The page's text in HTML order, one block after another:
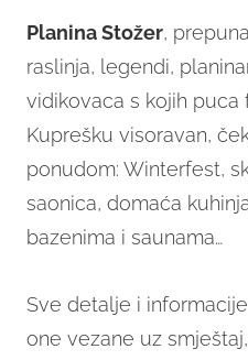
Planina Stožer,
raslinja, legendi,
vidikovaca s kojih puca
Kuprešku visoravan,
ponudom: Winterfest,
saonica, domaća
bazenima i saunama…
Sve detalje i
one vezane uz